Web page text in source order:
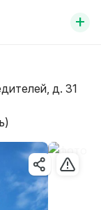
+
д. 31